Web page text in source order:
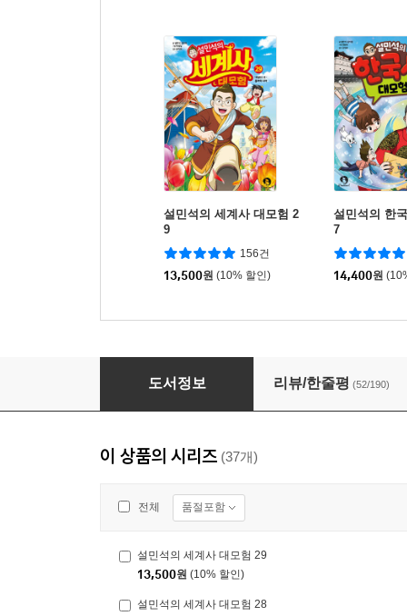
설민석의 세계사 대모험 2
9
156건
13,500원 (10% 할인)
설민석의 한
7
14,400원
설민석의 세계사 대모험 6
도서정보 리뷰/한줄평 (52/190)
이 상품의 시리즈 (37개)
전체 품절포함
설민석의 세계사 대모험 29
13,500원 (10% 할인)
설민석의 세계사 대모험 28